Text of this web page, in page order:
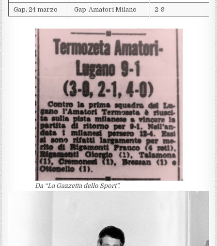
Gap, 24 marzo
Gap-Amatori Milano 2-9
Da “La Gazzetta dello Sport”.